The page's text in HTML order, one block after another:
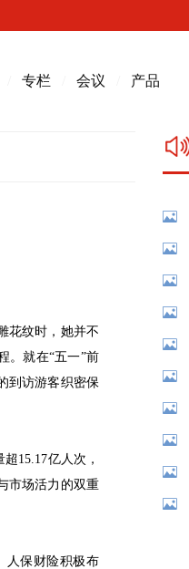
专栏 会议 产品
花纹时，她并不
。就在“五一”前
到访游客织密保
15.17亿人次，
市场活力的双重
人保财险积极布